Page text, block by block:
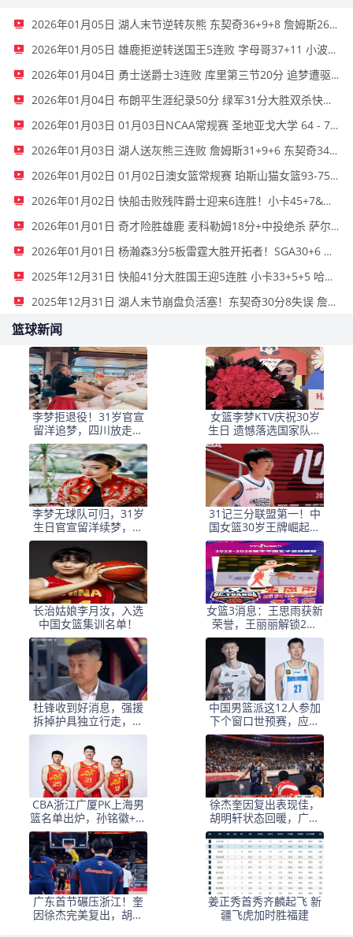
2026年01月05日 湖人末节逆转灰熊 东契奇36+9+8 詹姆斯26+7+10 拉拉维亚26+5
2026年01月05日 雄鹿拒逆转送国王5连败 字母哥37+11 小波特25+10 威少21+6
2026年01月04日 勇士送爵士3连败 库里第三节20分 追梦遭驱逐 马卡空砍35+6
2026年01月04日 布朗平生涯纪录50分 绿军31分大胜双杀快船终结其6连胜
2026年01月03日 01月03日NCAA常规赛 圣地亚戈大学 64 - 74 旧金山大学 集锦
2026年01月03日 湖人送灰熊三连败 詹姆斯31+9+6 东契奇34+6+8 莫兰特16+11
2026年01月02日 01月02日澳女篮常规赛 珀斯山猫女篮93-75阿德莱德闪电女篮 全场集锦
2026年01月02日 快船击败残阵爵士迎来6连胜！小卡45+7&末节20分 哈登20+7
2026年01月01日 奇才险胜雄鹿 麦科勒姆18分+中投绝杀 萨尔20+11 字母哥33+15
2026年01月01日 杨瀚森3分5板雷霆大胜开拓者！SGA30+6 霍姆格伦12+10+6帽
2025年12月31日 快船41分大胜国王迎5连胜 小卡33+5+5 哈登21+5 威少12分
2025年12月31日 湖人末节崩盘负活塞！东契奇30分8失误 詹姆斯生日夜17分
篮球新闻
李梦拒退役！31岁官宣
留洋追梦，四川放走王
牌引唏嘘
女篮李梦KTV庆祝30岁
生日 遗憾落选国家队集
训 丑闻事件遗憾终身
李梦无球队可归，31岁
生日官宣留洋续梦，体
态依旧曼妙引关注
31记三分联盟第一！中
国女篮30岁王牌崛起：
联手2米26女姚明冲冠
长治姑娘李月汝，入选
中国女篮集训名单！
女篮3消息：王思雨获新
荣誉，王丽丽解锁2成
就，国家队集训增2人
杜锋收到好消息，强援
拆掉护具独立行走，广
东将迎来4大外援合璧
中国男篮派这12人参加
下个窗口世预赛，应该
可以掀翻日本男篮
CBA浙江广厦PK上海男
篮名单出炉，孙铭徽+胡
金秋+张镇麟+王哲林等
出战，央视频直播
徐杰奎因复出表现佳，
胡明轩状态回暖，广东
男篮强压联盟劲旅
广东首节碾压浙江！奎
因徐杰完美复出，胡明
姜正秀首秀齐麟起飞 新
疆飞虎加时胜福建